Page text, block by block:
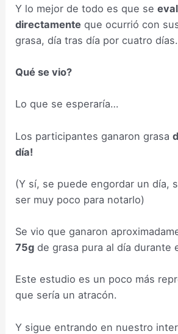
Y lo mejor de todo es que se
directamente que ocurrió con
grasa, día tras día por cuatro días.
Qué se vio?
Lo que se esperaría…
Los participantes ganaron grasa
día!
(Y sí, se puede engordar un día,
ser muy poco para notarlo)
Se vio que ganaron
75g de grasa pura al día durante
Este estudio es un poco más
que sería un atracón.
Y sigue entrando en nuestro